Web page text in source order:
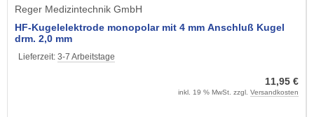
Reger Medizintechnik GmbH
HF-Kugelelektrode monopolar mit 4 mm Anschluß Kugel
drm. 2,0 mm
Lieferzeit: 3-7 Arbeitstage
11,95 €
inkl. 19 % MwSt. zzgl. Versandkosten